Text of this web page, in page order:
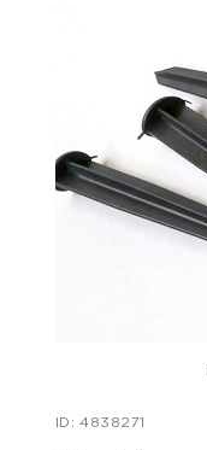
ID: 4838271